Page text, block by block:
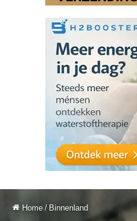
Home / Binnenland